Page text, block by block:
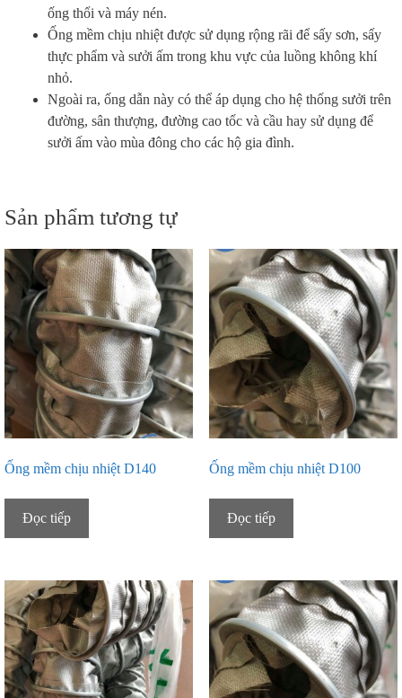
ống thổi và máy nén.
Ống mềm chịu nhiệt được sử dụng rộng rãi để sấy sơn, sấy
thực phẩm và sưởi ấm trong khu vực của luồng không khí
nhỏ.
Ngoài ra, ống dẫn này có thể áp dụng cho hệ thống sưởi trên
đường, sân thượng, đường cao tốc và cầu hay sử dụng để
sưởi ấm vào mùa đông cho các hộ gia đình.
Sản phẩm tương tự
Ống mềm chịu nhiệt D140
Đọc tiếp
Ống mềm chịu nhiệt D100
Đọc tiếp